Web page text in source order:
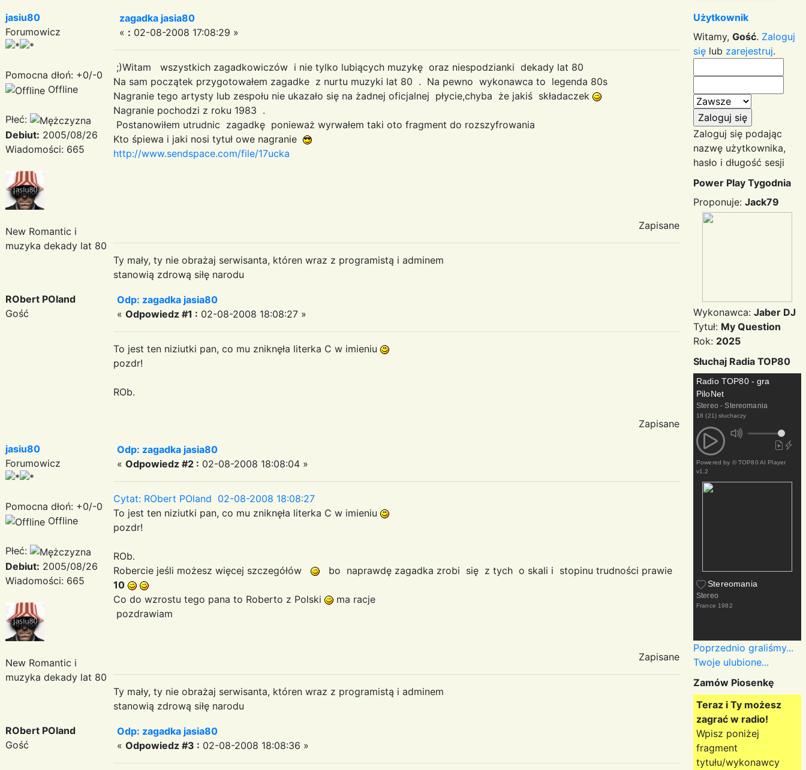
jasiu80
Forumowicz
Pomocna dłoń: +0/-0
Offline
Płeć:
Debiut: 2005/08/26
Wiadomości: 665
New Romantic i
muzyka dekady lat 80
zagadka jasia80
« : 02-08-2008 17:08:29 »
;)Witam wszystkich zagadkowiczów i nie tylko lubiących muzykę oraz niespodzianki dekady lat 80
Na sam początek przygotowałem zagadke z nurtu muzyki lat 80 . Na pewno wykonawca to legenda 80s
Nagranie tego artysty lub zespołu nie ukazało się na żadnej oficjalnej płycie,chyba że jakiś składaczek
Nagranie pochodzi z roku 1983 .
Postanowiłem utrudnic zagadkę ponieważ wyrwałem taki oto fragment do rozszyfrowania
Kto śpiewa i jaki nosi tytuł owe nagranie
http://www.sendspace.com/file/17ucka
Zapisane
Ty mały, ty nie obrażaj serwisanta, któren wraz z programistą i adminem
stanowią zdrową siłę narodu
RObert POland
Gość
Odp: zagadka jasia80
« Odpowiedz #1 : 02-08-2008 18:08:27 »
To jest ten niziutki pan, co mu zniknęła literka C w imieniu
pozdr!
ROb.
Zapisane
jasiu80
Forumowicz
Pomocna dłoń: +0/-0
Offline
Płeć:
Debiut: 2005/08/26
Wiadomości: 665
New Romantic i
muzyka dekady lat 80
Odp: zagadka jasia80
« Odpowiedz #2 : 02-08-2008 18:08:04 »
Cytat: RObert POland 02-08-2008 18:08:27
To jest ten niziutki pan, co mu zniknęła literka C w imieniu
pozdr!
ROb.
Robercie jeśli możesz więcej szczegółów
bo naprawdę zagadka zrobi się z tych o skali i stopinu trudności prawie
10
Co do wzrostu tego pana to Roberto z Polski
ma racje
pozdrawiam
Zapisane
Ty mały, ty nie obrażaj serwisanta, któren wraz z programistą i adminem
stanowią zdrową siłę narodu
RObert POland
Gość
Odp: zagadka jasia80
« Odpowiedz #3 : 02-08-2008 18:08:36 »
Użytkownik
Witamy, Gość. Zaloguj
się lub zarejestruj.
Zaloguj się podając
nazwę użytkownika,
hasło i długość sesji
Power Play Tygodnia
Proponuje: Jack79
Wykonawca: Jaber DJ
Tytuł: My Question
Rok: 2025
Słuchaj Radia TOP80
Radio TOP80 - gra
PiloNet
Stereo - Stereomania
18 (21) słuchaczy
Powered by © TOP80 AI Player
v1.2
Stereomania
Stereo
France 1982
Poprzednio graliśmy...
Twoje ulubione...
Zamów Piosenkę
Teraz i Ty możesz
zagrać w radio!
Wpisz poniżej
fragment
tytułu/wykonawcy